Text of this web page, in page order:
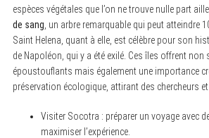
espèces végétales que l’on ne trouve nulle part
de sang , un arbre remarquable qui peut atteindre
Saint Helena, quant à elle, est célèbre pour son
de Napoléon, qui y a été exilé. Ces îles offrent non
époustouflants mais également une importance
préservation écologique, attirant des chercheurs
Visiter Socotra : préparer un voyage avec
maximiser l’expérience.